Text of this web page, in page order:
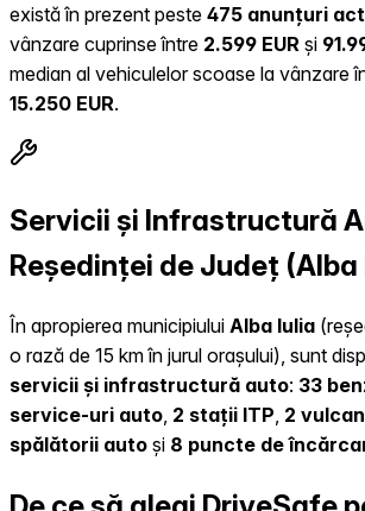
există în prezent peste 475 anunțuri
vânzare cuprinse între 2.599 EUR și
median al vehiculelor scoase la vânzare
15.250 EUR.
Servicii și Infrastructură
Reședinței de Județ (Alba
În apropierea municipiului Alba Iulia
o rază de 15 km în jurul orașului), sunt
servicii și infrastructură auto: 33
service-uri auto, 2 stații ITP, 2
spălătorii auto și 8 puncte de